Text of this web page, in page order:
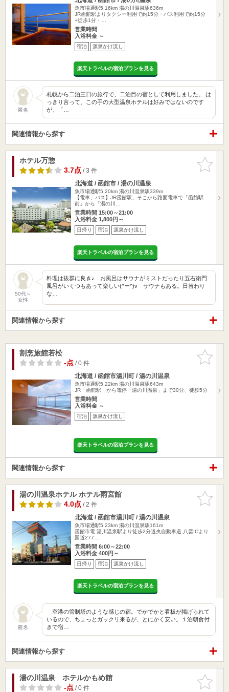
魚市場通駅5.16km 湯の川温泉駅636m
JR函館駅よりタクシー利用で約15分・バス利用で約15分
+徒歩1分・…
営業時間
入浴料金 ～
宿泊 源泉かけ流し
楽天トラベルの宿泊プランを見る
匿名
札幌から二泊三日の旅行で、二泊目の宿として利用しました。 は
っきり言って、この手の大型温泉ホテルは好みではないのです
が、「…
関連情報から探す
お気に入
りに追加
ホテル万惣
3.7点/ 3 件
北海道 / 函館市 / 湯の川温泉
魚市場通駅5.20km 湯の川温泉駅339m
【電車、バス】JR函館駅、そこから路面電車で「函館駅
前」から「湯の川…
営業時間 15:00～21:00
入浴料金 1,800円～
日帰り 宿泊 源泉かけ流し
楽天トラベルの宿泊プランを見る
50代～
女性
料理は抜群に良き♪ お風呂はサウナがミストだったり五右衛門
風呂がいくつもあって楽しい(^ー^)v サウナもある。日替わり
な…
関連情報から探す
お気に入
りに追加
割烹旅館若松
-点/ 0 件
北海道 / 函館市湯川町 / 湯の川温泉
魚市場通駅5.22km 湯の川温泉駅643m
JR「函館駅」から電停「湯の川温泉」まで30分、徒歩5分
営業時間
入浴料金 ～
宿泊 源泉かけ流し
楽天トラベルの宿泊プランを見る
関連情報から探す
お気に入
りに追加
湯の川温泉ホテル ホテル雨宮館
4.0点/ 2 件
北海道 / 函館市湯川町 / 湯の川温泉
魚市場通駅5.23km 湯の川温泉駅161m
函館市電 湯川温泉駅より徒歩2分道央自動車道 八雲ICより
国道277…
営業時間 6:00～22:00
入浴料金 400円～
日帰り 宿泊 源泉かけ流し
楽天トラベルの宿泊プランを見る
匿名
空港の管制塔のような感じの宿。でかでかと看板が掲げられて
いるので、ちょっとガックリ来るが、とにかく安い。１泊朝食付
きで宿…
関連情報から探す
お気に入
りに追加
湯の川温泉 ホテルかもめ館
-点/ 0 件